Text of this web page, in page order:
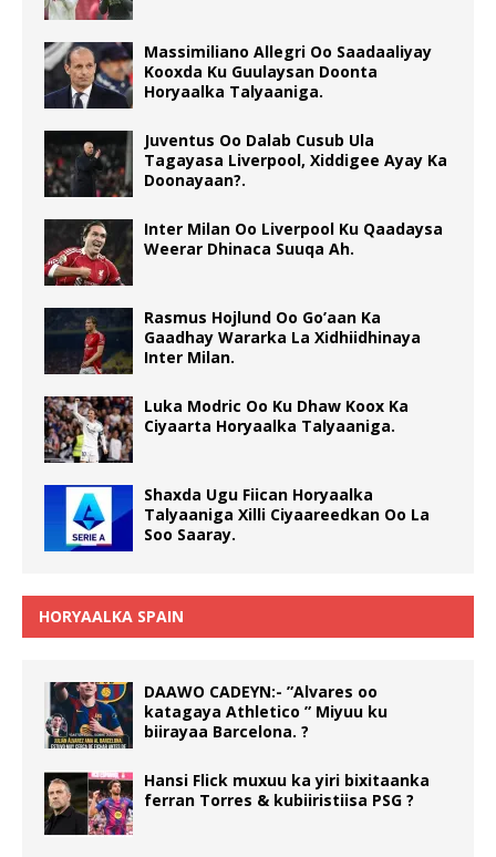
Massimiliano Allegri Oo Saadaaliyay
Kooxda Ku Guulaysan Doonta
Horyaalka Talyaaniga.
Juventus Oo Dalab Cusub Ula
Tagayasa Liverpool, Xiddigee Ayay Ka
Doonayaan?.
Inter Milan Oo Liverpool Ku Qaadaysa
Weerar Dhinaca Suuqa Ah.
Rasmus Hojlund Oo Go’aan Ka
Gaadhay Wararka La Xidhiidhinaya
Inter Milan.
Luka Modric Oo Ku Dhaw Koox Ka
Ciyaarta Horyaalka Talyaaniga.
Shaxda Ugu Fiican Horyaalka
Talyaaniga Xilli Ciyaareedkan Oo La
Soo Saaray.
HORYAALKA SPAIN
DAAWO CADEYN:- ”Alvares oo
katagaya Athletico ” Miyuu ku
biirayaa Barcelona. ?
Hansi Flick muxuu ka yiri bixitaanka
ferran Torres & kubiiristiisa PSG ?